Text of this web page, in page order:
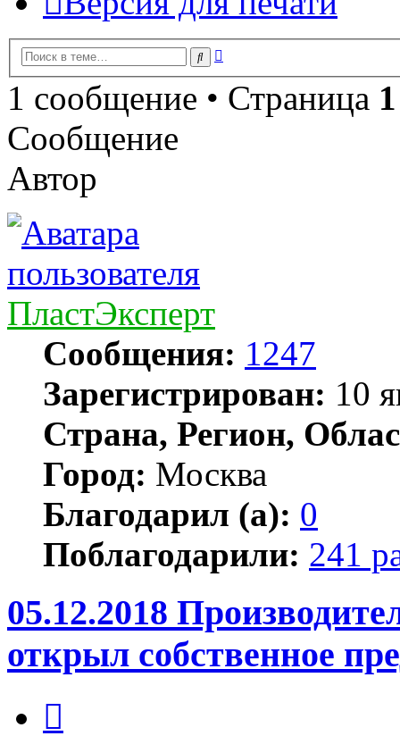
Поиск
1 сообщение • Страница 1
Сообщение
Автор
ПластЭксперт
Сообщения: 1247
Зарегистрирован: 10
Страна, Регион,
Город: Москва
Благодарил (а): 0
Поблагодарили: 241
05.12.2018
открыл собственное